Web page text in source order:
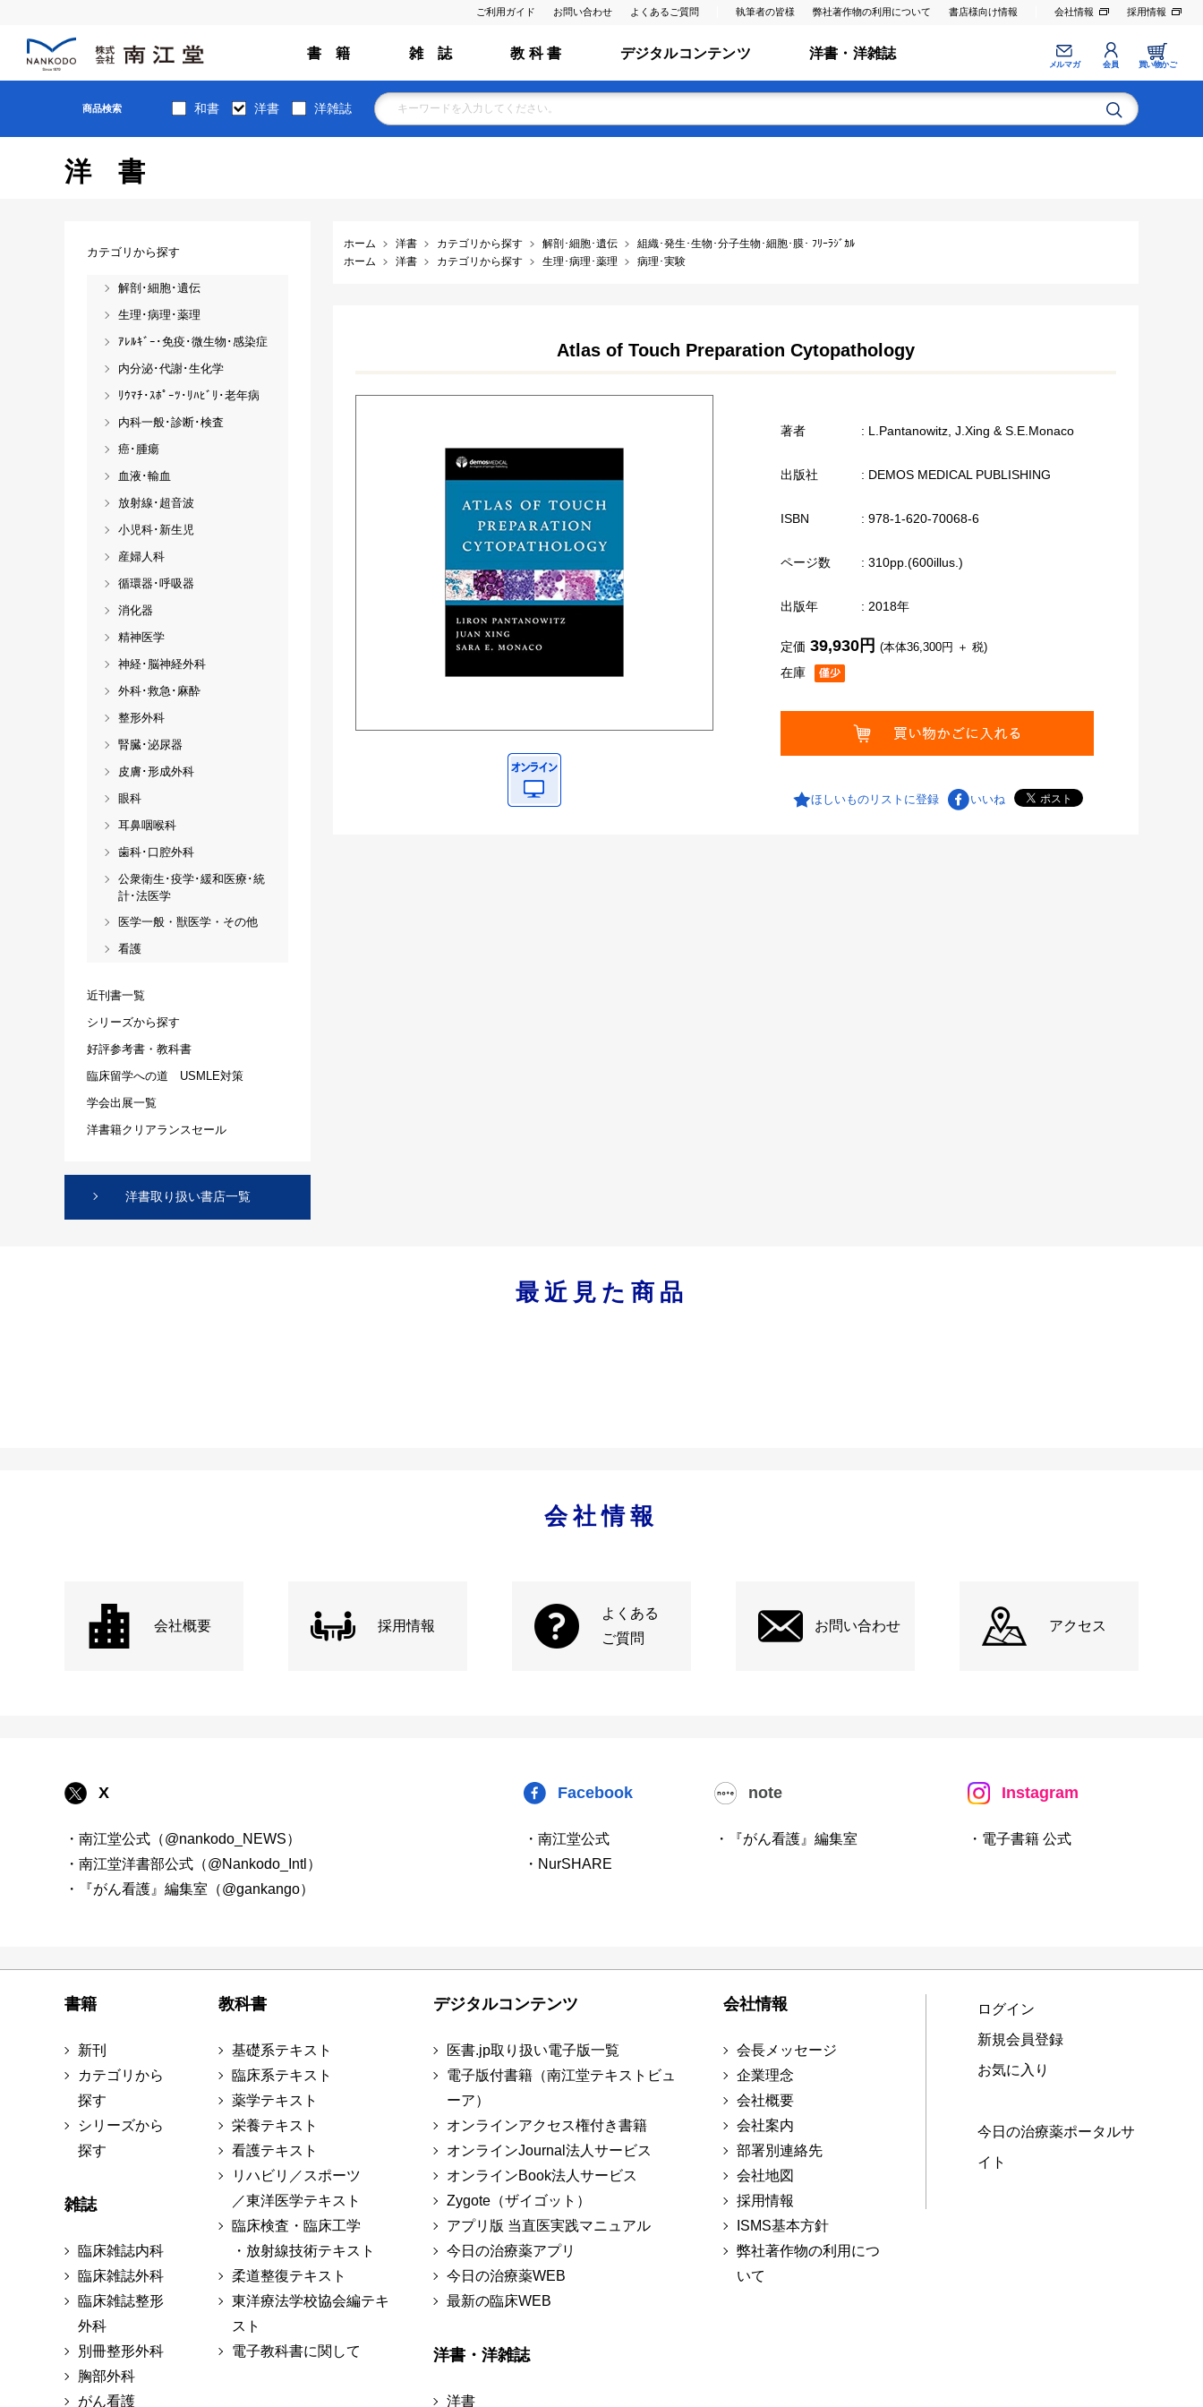
ご利用ガイド お問い合わせ よくあるご質問 執筆者の皆様 弊社著作物の利用について 書店様向け情報 会社情報 採用情報
書 籍 雑 誌 教 科 書 デジタルコンテンツ 洋書・洋雑誌
メルマガ 会員 買い物かご
商品検索 和書 洋書 洋雑誌
洋書
ホーム 洋書 カテゴリから探す 解剖･細胞･遺伝
組織･発生･生物･分子生物･細胞･膜･ ﾌﾘｰﾗｼﾞｶﾙ
ホーム
洋書 カテゴリから探す 生理･病理･薬理 病理･実験
Atlas of Touch Preparation Cytopathology
著者 : L.Pantanowitz, J.Xing & S.E.Monaco
出版社 : DEMOS MEDICAL PUBLISHING
ISBN : 978-1-620-70068-6
ページ数 : 310pp.(600illus.)
出版年 : 2018年
在庫
定価 39,930円 (本体36,300円 ＋ 税)
ほしいものリストに登録 いいね
カテゴリから探す
解剖･細胞･遺伝
生理･病理･薬理
ｱﾚﾙｷﾞｰ･免疫･微生物･感染症
内分泌･代謝･生化学
ﾘｳﾏﾁ･ｽﾎﾟｰﾂ･ﾘﾊﾋﾞﾘ･老年病
内科一般･診断･検査
癌･腫瘍
血液･輸血
放射線･超音波
小児科･新生児
産婦人科
循環器･呼吸器
消化器
精神医学
神経･脳神経外科
外科･救急･麻酔
整形外科
腎臓･泌尿器
皮膚･形成外科
眼科
耳鼻咽喉科
歯科･口腔外科
公衆衛生･疫学･緩和医療･統
計･法医学
医学一般・獣医学・その他
看護
近刊書一覧
シリーズから探す
好評参考書・教科書
臨床留学への道 USMLE対策
学会出展一覧
洋書籍クリアランスセール
洋書取り扱い書店一覧
最近見た商品
会社情報
会社概要 採用情報
よくある
ご質問
お問い合わせ アクセス
X
・南江堂公式（@nankodo_NEWS）
・南江堂洋書部公式（@Nankodo_Intl）
・『がん看護』編集室（@gankango）
Facebook
・南江堂公式
・NurSHARE
note
・『がん看護』編集室
Instagram
・電子書籍 公式
書籍
新刊
カテゴリから
探す
シリーズから
探す
雑誌
臨床雑誌内科
臨床雑誌外科
臨床雑誌整形
外科
別冊整形外科
胸部外科
がん看護
教科書
基礎系テキスト
臨床系テキスト
薬学テキスト
栄養テキスト
看護テキスト
リハビリ／スポーツ
／東洋医学テキスト
臨床検査・臨床工学
・放射線技術テキスト
柔道整復テキスト
東洋療法学校協会編テキ
スト
電子教科書に関して
デジタルコンテンツ
医書.jp取り扱い電子版一覧
電子版付書籍（南江堂テキストビュ
ーア）
オンラインアクセス権付き書籍
オンラインJournal法人サービス
オンラインBook法人サービス
Zygote（ザイゴット）
アプリ版 当直医実践マニュアル
今日の治療薬アプリ
今日の治療薬WEB
最新の臨床WEB
洋書・洋雑誌
洋書
会社情報
会長メッセージ
企業理念
会社概要
会社案内
部署別連絡先
会社地図
採用情報
ISMS基本方針
弊社著作物の利用につ
いて
ログイン
新規会員登録
お気に入り
今日の治療薬ポータルサ
イト